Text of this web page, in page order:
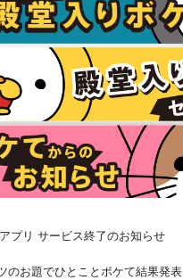
プリ サービス終了のお知らせ
のお題でひとことボケて結果発表